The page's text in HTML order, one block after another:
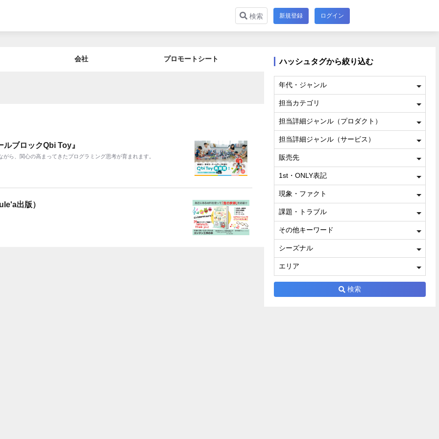
検索 新規登録 ログイン
会社 プロモートシート
ブロックQbi Toy』
ら、関⼼の⾼まってきたプログラミング思考が育まれます。
出版）
ハッシュタグから絞り込む
年代・ジャンル
担当カテゴリ
担当詳細ジャンル（プロダクト）
担当詳細ジャンル（サービス）
販売先
1st・ONLY表記
現象・ファクト
課題・トラブル
その他キーワード
シーズナル
エリア
検索